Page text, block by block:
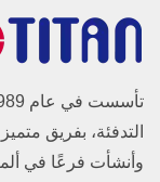
التدفئة، بفريق